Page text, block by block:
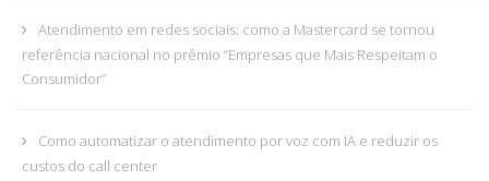
Atendimento em redes sociais: como a Mastercard se tornou
referência nacional no prêmio “Empresas que Mais Respeitam o
Consumidor”
Como automatizar o atendimento por voz com IA e reduzir os
custos do call center